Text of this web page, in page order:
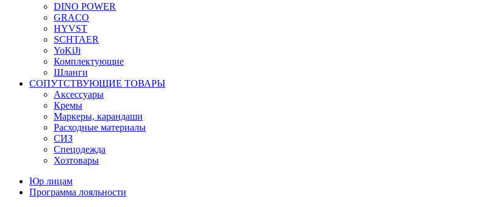
DINO POWER
GRACO
HYVST
SCHTAER
YoKiJi
Комплектующие
Шланги
СОПУТСТВУЮЩИЕ ТОВАРЫ
Аксессуары
Кремы
Маркеры, карандаши
Расходные материалы
СИЗ
Спецодежда
Хозтовары
Юр лицам
Программа лояльности